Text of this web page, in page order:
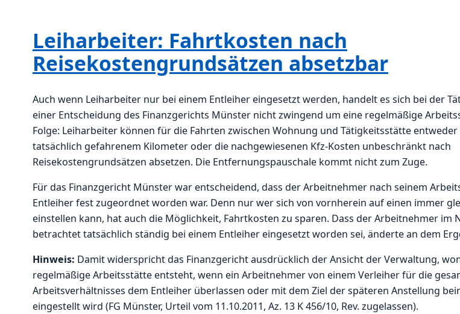
Leiharbeiter: Fahrtkosten nach
Reisekostengrundsätzen absetzbar
Auch wenn Leiharbeiter nur bei einem Entleiher eingesetzt werden, handelt es sich bei der
einer Entscheidung des Finanzgerichts Münster nicht zwingend um eine regelmäßige
Folge: Leiharbeiter können für die Fahrten zwischen Wohnung und Tätigkeitsstätte entweder
tatsächlich gefahrenem Kilometer oder die nachgewiesenen Kfz-Kosten unbeschränkt nach
Reisekostengrundsätzen absetzen. Die Entfernungspauschale kommt nicht zum Zuge.
Für das Finanzgericht Münster war entscheidend, dass der Arbeitnehmer nach seinem
Entleiher fest zugeordnet worden war. Denn nur wer sich von vornherein auf einen immer
einstellen kann, hat auch die Möglichkeit, Fahrtkosten zu sparen. Dass der Arbeitnehmer im
betrachtet tatsächlich ständig bei einem Entleiher eingesetzt worden sei, änderte an dem
Hinweis: Damit widerspricht das Finanzgericht ausdrücklich der Ansicht der Verwaltung,
regelmäßige Arbeitsstätte entsteht, wenn ein Arbeitnehmer von einem Verleiher für die
Arbeitsverhältnisses dem Entleiher überlassen oder mit dem Ziel der späteren Anstellung
eingestellt wird (FG Münster, Urteil vom 11.10.2011, Az. 13 K 456/10, Rev. zugelassen).